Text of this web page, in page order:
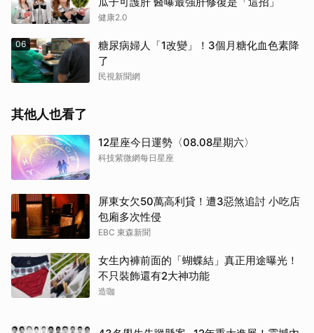
健康2.0
06
糖尿病婦人「1改變」！3個月糖化血色素降
了
民視新聞網
其他人也看了
12星座今日運勢〈08.08星期六〉
科技紫微網每日星座
屏東女欠50萬高利貸！遭3惡煞追討 小吃店
包廂多次性侵
EBC 東森新聞
女生內褲前面的「蝴蝶結」真正用途曝光！
不只裝飾還有2大神功能
造咖